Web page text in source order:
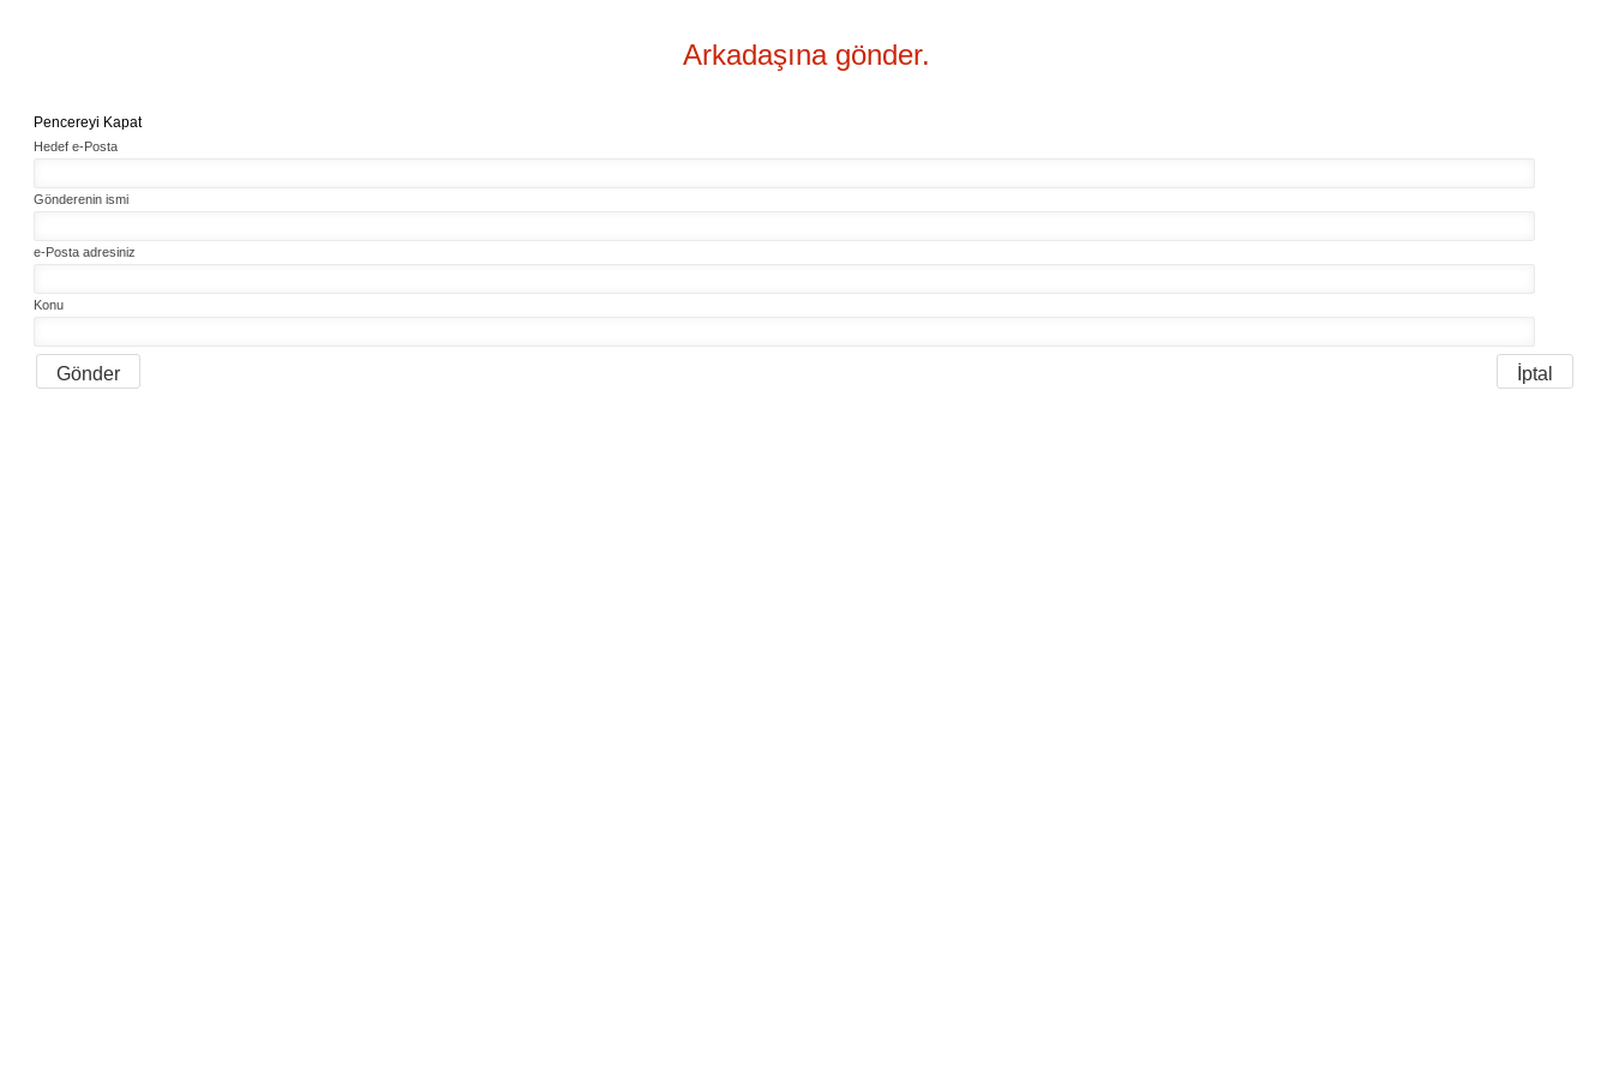
Arkadaşına gönder.
Pencereyi Kapat
Hedef e-Posta
Gönderenin ismi
e-Posta adresiniz
Konu
Gönder İptal